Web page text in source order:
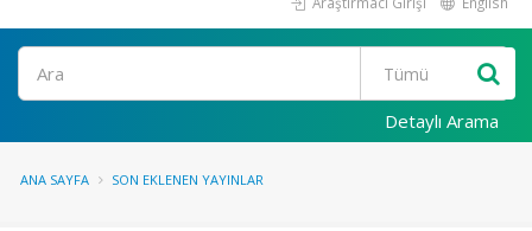
Ara
Detaylı Arama
ANA SAYFA SON EKLENEN YAYINLAR